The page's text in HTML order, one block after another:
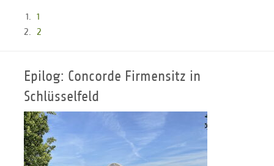
1
2
Epilog: Concorde Firmensitz in
Schlüsselfeld